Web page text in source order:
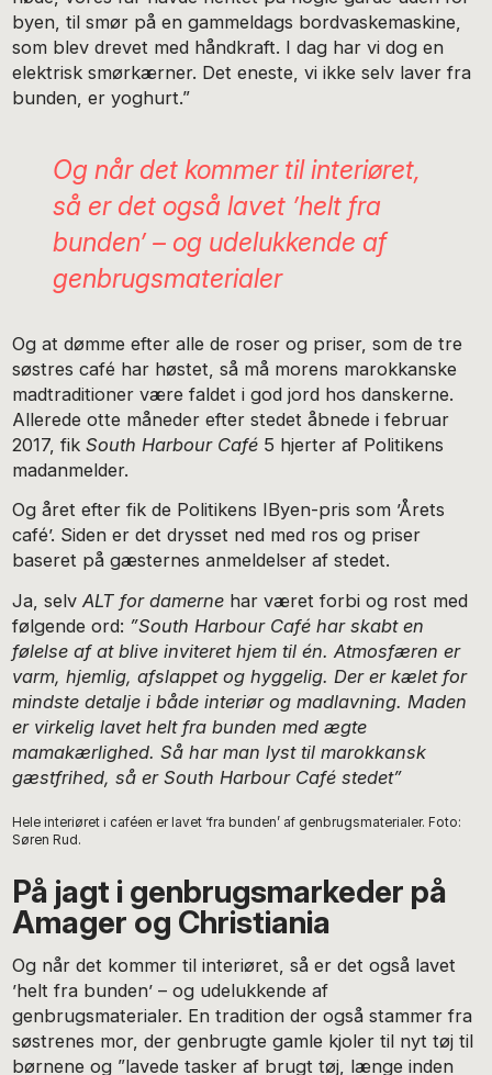
byen, til smør på en gammeldags bordvaskemaskine,
som blev drevet med håndkraft. I dag har vi dog en
elektrisk smørkærner. Det eneste, vi ikke selv laver fra
bunden, er yoghurt.”
Og når det kommer til interiøret,
så er det også lavet ’helt fra
bunden’ – og udelukkende af
genbrugsmaterialer
Og at dømme efter alle de roser og priser, som de tre
søstres café har høstet, så må morens marokkanske
madtraditioner være faldet i god jord hos danskerne.
Allerede otte måneder efter stedet åbnede i februar
2017, fikSouth Harbour Café 5 hjerter af Politikens
madanmelder.
Og året efter fik de Politikens IByen-pris som ’Årets
café’. Siden er det drysset ned med ros og priser
baseret på gæsternes anmeldelser af stedet.
Ja, selvALT for damerne har været forbi og rost med
følgende ord: ”South Harbour Café har skabt en
følelse af at blive inviteret hjem til én. Atmosfæren er
varm, hjemlig, afslappet og hyggelig. Der er kælet for
mindste detalje i både interiør og madlavning. Maden
er virkelig lavet helt fra bunden med ægte
mamakærlighed. Så har man lyst til marokkansk
gæstfrihed, så er South Harbour Café stedet”
Hele interiøret i caféen er lavet ‘fra bunden’ af genbrugsmaterialer. Foto:
Søren Rud.
På jagt i genbrugsmarkeder på
Amager og Christiania
Og når det kommer til interiøret, så er det også lavet
’helt fra bunden’ – og udelukkende af
genbrugsmaterialer. En tradition der også stammer fra
søstrenes mor, der genbrugte gamle kjoler til nyt tøj til
børnene og ”lavede tasker af brugt tøj, længe inden